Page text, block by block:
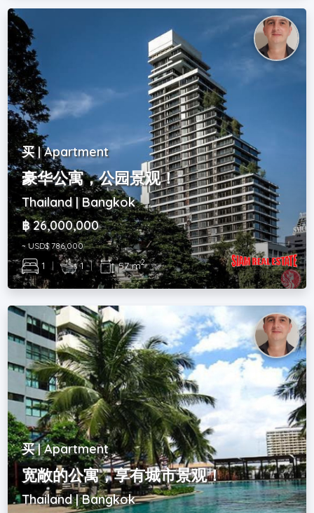
买 | Apartment
豪华公寓，公园景观！
Thailand | Bangkok
฿ 26,000,000
~ USD$ 786,000
1 | 1 | 57 m2
买 | Apartment
宽敞的公寓，享有城市景观！
Thailand | Bangkok